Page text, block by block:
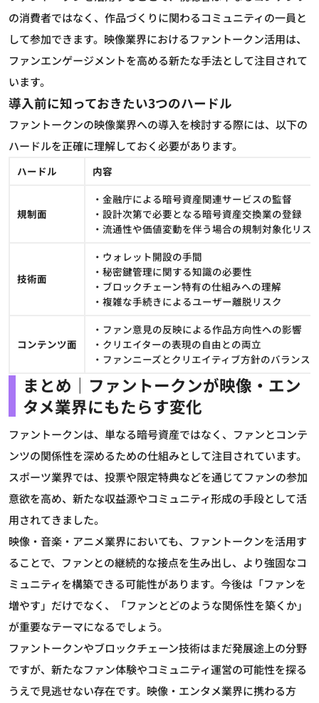
の消費者ではなく、作品づくりに関わるコミュニティの一員と
して参加できます。映像業界におけるファントークン活用は、
ファンエンゲージメントを高める新たな手法として注目されて
います。
導入前に知っておきたい3つのハードル
ファントークンの映像業界への導入を検討する際には、以下の
ハードルを正確に理解しておく必要があります。
ハードル 内容
規制面
・金融庁による暗号資産関連サービスの監督
・設計次第で必要となる暗号資産交換業の登録
・流通性や価値変動を伴う場合の規制対象化リス
技術面
・ウォレット開設の手間
・秘密鍵管理に関する知識の必要性
・ブロックチェーン特有の仕組みへの理解
・複雑な手続きによるユーザー離脱リスク
コンテンツ面
・ファン意見の反映による作品方向性への影響
・クリエイターの表現の自由との両立
・ファンニーズとクリエイティブ方針のバランス
まとめ｜ファントークンが映像・エン
タメ業界にもたらす変化
ファントークンは、単なる暗号資産ではなく、ファンとコンテ
ンツの関係性を深めるための仕組みとして注目されています。
スポーツ業界では、投票や限定特典などを通じてファンの参加
意欲を高め、新たな収益源やコミュニティ形成の手段として活
用されてきました。
映像・音楽・アニメ業界においても、ファントークンを活用す
ることで、ファンとの継続的な接点を生み出し、より強固なコ
ミュニティを構築できる可能性があります。今後は「ファンを
増やす」だけでなく、「ファンとどのような関係性を築くか」
が重要なテーマになるでしょう。
ファントークンやブロックチェーン技術はまだ発展途上の分野
ですが、新たなファン体験やコミュニティ運営の可能性を探る
うえで見逃せない存在です。映像・エンタメ業界に携わる方